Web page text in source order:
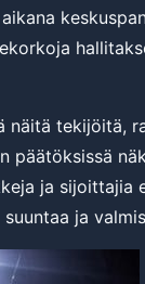
näitä tekijöitä,
päätöksissä
ja sijoittajia
ja